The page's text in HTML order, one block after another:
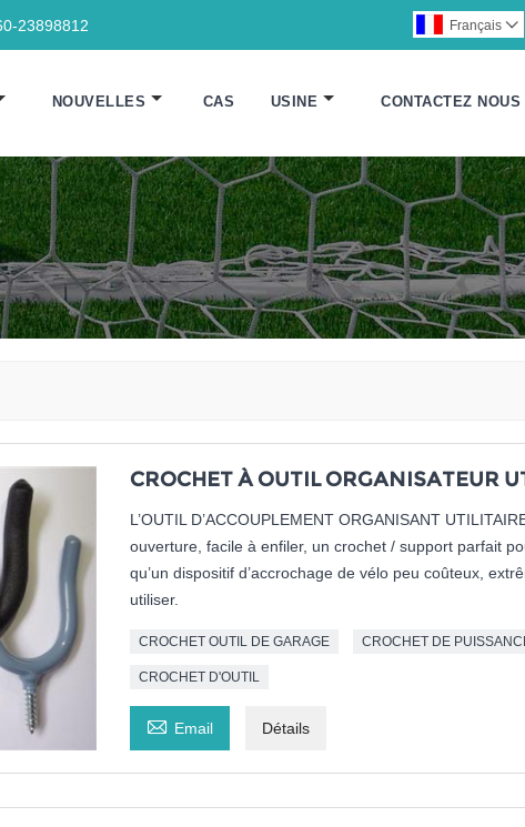
23898812 Français 
NOUVELLES CAS USINE CONTACTEZ NOUS
CROCHET À OUTIL ORGANISATEUR
L’OUTIL D’ACCOUPLEMENT ORGANISANT
ouverture, facile à enfiler, un crochet / support parfait
qu’un dispositif d’accrochage de vélo peu coûteux,
utiliser.
CROCHET OUTIL DE GARAGE CROCHET DE
CROCHET D'OUTIL
 Email Détails